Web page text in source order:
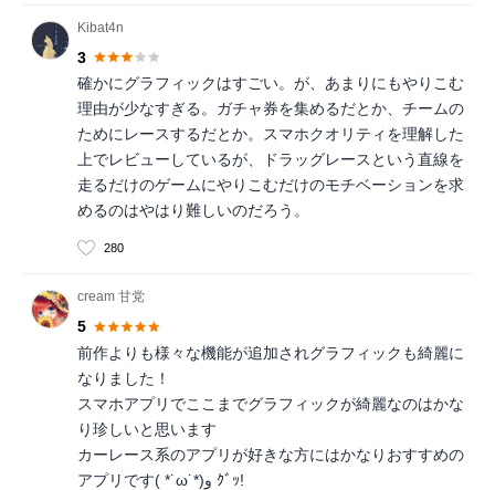
Kibat4n
3
確かにグラフィックはすごい。が、あまりにもやりこむ
理由が少なすぎる。ガチャ券を集めるだとか、チームの
ためにレースするだとか。スマホクオリティを理解した
上でレビューしているが、ドラッグレースという直線を
走るだけのゲームにやりこむだけのモチベーションを求
めるのはやはり難しいのだろう。
280
cream 甘党
5
前作よりも様々な機能が追加されグラフィックも綺麗に
なりました！
スマホアプリでここまでグラフィックが綺麗なのはかな
り珍しいと思います
カーレース系のアプリが好きな方にはかなりおすすめの
アプリです( *˙ω˙*)و ｸﾞｯ!